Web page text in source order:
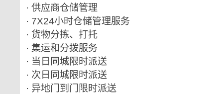
· 供应商仓储管理
· 7X24小时仓储管理服务
· 货物分拣、打托
· 集运和分拨服务
· 当日同城限时派送
· 次日同城限时派送
· 异地门到门限时派送